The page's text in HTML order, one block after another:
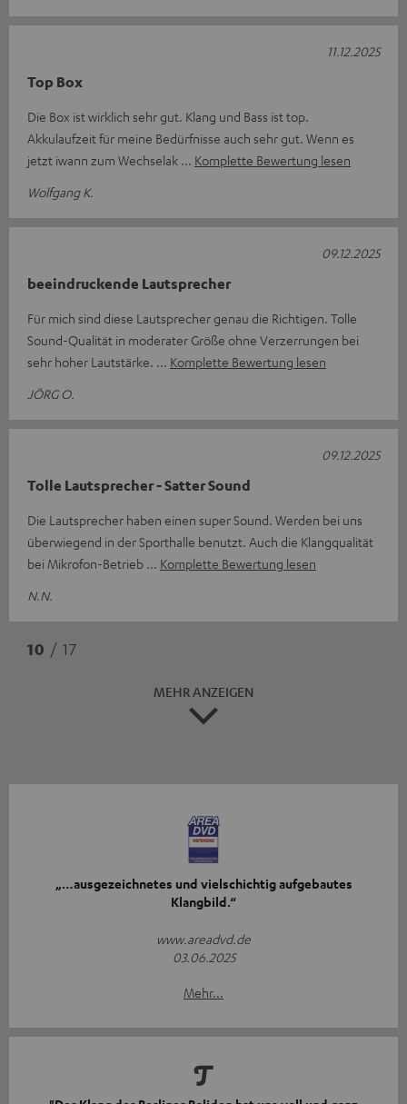
Top Box
Die Box ist wirklich sehr gut. Klang und Bass ist top.
Akkulaufzeit für meine Bedürfnisse auch sehr gut. Wenn es
jetzt iwann zum Wechselak
Komplette Bewertung lesen
Wolfgang K.
11.12.2025
beeindruckende Lautsprecher
Für mich sind diese Lautsprecher genau die Richtigen. Tolle
Sound-Qualität in moderater Größe ohne Verzerrungen bei
sehr hoher Lautstärke.
Komplette Bewertung lesen
JÖRG O.
09.12.2025
Tolle Lautsprecher - Satter Sound
Die Lautsprecher haben einen super Sound. Werden bei uns
überwiegend in der Sporthalle benutzt. Auch die Klangqualität
bei Mikrofon-Betrieb
Komplette Bewertung lesen
N.N.
09.12.2025
10 / 17
MEHR ANZEIGEN
„…ausgezeichnetes und vielschichtig aufgebautes
Klangbild.“
www.areadvd.de
03.06.2025
Mehr...